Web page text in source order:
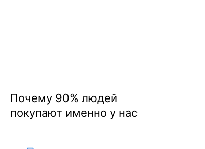
Почему 90% людей
покупают именно у нас